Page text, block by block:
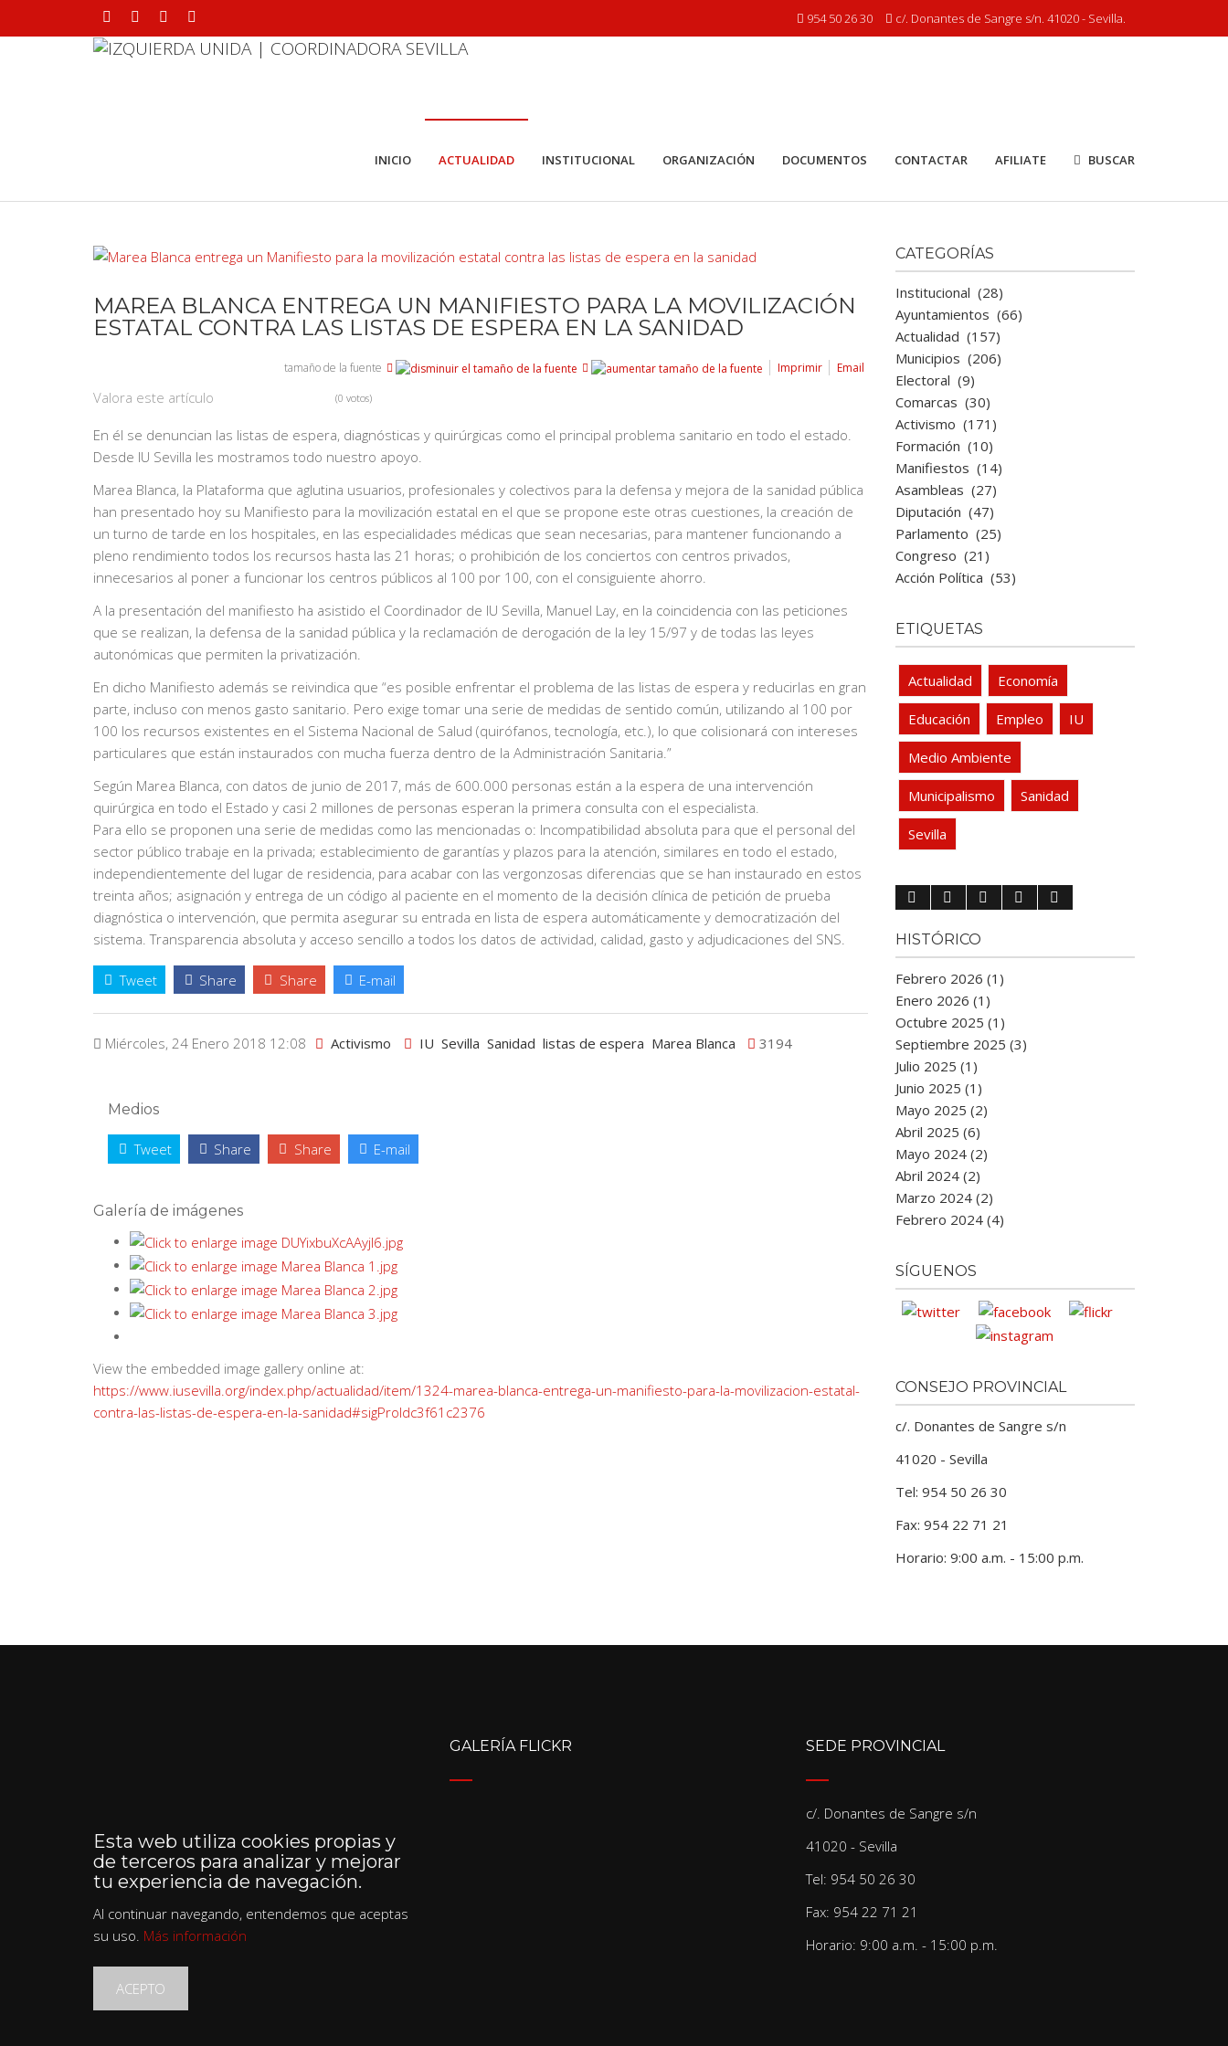
954 50 26 30 c/. Donantes de Sangre s/n. 41020 - Sevilla.
INICIO ACTUALIDAD INSTITUCIONAL ORGANIZACIÓN DOCUMENTOS CONTACTAR AFILIATE BUSCAR
MAREA BLANCA ENTREGA UN MANIFIESTO PARA LA MOVILIZACIÓN
ESTATAL CONTRA LAS LISTAS DE ESPERA EN LA SANIDAD
tamaño de la fuente Imprimir Email
Valora este artículo (0 votos)
En él se denuncian las listas de espera, diagnósticas y quirúrgicas como el principal problema sanitario en todo el estado.
Desde IU Sevilla les mostramos todo nuestro apoyo.
Marea Blanca, la Plataforma que aglutina usuarios, profesionales y colectivos para la defensa y mejora de la sanidad pública
han presentado hoy su Manifiesto para la movilización estatal en el que se propone este otras cuestiones, la creación de
un turno de tarde en los hospitales, en las especialidades médicas que sean necesarias, para mantener funcionando a
pleno rendimiento todos los recursos hasta las 21 horas; o prohibición de los conciertos con centros privados,
innecesarios al poner a funcionar los centros públicos al 100 por 100, con el consiguiente ahorro.
A la presentación del manifiesto ha asistido el Coordinador de IU Sevilla, Manuel Lay, en la coincidencia con las peticiones
que se realizan, la defensa de la sanidad pública y la reclamación de derogación de la ley 15/97 y de todas las leyes
autonómicas que permiten la privatización.
En dicho Manifiesto además se reivindica que “es posible enfrentar el problema de las listas de espera y reducirlas en gran
parte, incluso con menos gasto sanitario. Pero exige tomar una serie de medidas de sentido común, utilizando al 100 por
100 los recursos existentes en el Sistema Nacional de Salud (quirófanos, tecnología, etc.), lo que colisionará con intereses
particulares que están instaurados con mucha fuerza dentro de la Administración Sanitaria.”
Según Marea Blanca, con datos de junio de 2017, más de 600.000 personas están a la espera de una intervención
quirúrgica en todo el Estado y casi 2 millones de personas esperan la primera consulta con el especialista.
Para ello se proponen una serie de medidas como las mencionadas o: Incompatibilidad absoluta para que el personal del
sector público trabaje en la privada; establecimiento de garantías y plazos para la atención, similares en todo el estado,
independientemente del lugar de residencia, para acabar con las vergonzosas diferencias que se han instaurado en estos
treinta años; asignación y entrega de un código al paciente en el momento de la decisión clínica de petición de prueba
diagnóstica o intervención, que permita asegurar su entrada en lista de espera automáticamente y democratización del
sistema. Transparencia absoluta y acceso sencillo a todos los datos de actividad, calidad, gasto y adjudicaciones del SNS.
Tweet Share Share E-mail
Miércoles, 24 Enero 2018 12:08 Activismo IU Sevilla Sanidad listas de espera Marea Blanca 3194
Medios
Tweet Share Share E-mail
Galería de imágenes
View the embedded image gallery online at:
https://www.iusevilla.org/index.php/actualidad/item/1324-marea-blanca-entrega-un-manifiesto-para-la-movilizacion-estatal-
contra-las-listas-de-espera-en-la-sanidad#sigProIdc3f61c2376
CATEGORÍAS
Institucional (28)
Ayuntamientos (66)
Actualidad (157)
Municipios (206)
Electoral (9)
Comarcas (30)
Activismo (171)
Formación (10)
Manifiestos (14)
Asambleas (27)
Diputación (47)
Parlamento (25)
Congreso (21)
Acción Política (53)
ETIQUETAS
Actualidad Economía
Educación Empleo IU
Medio Ambiente
Municipalismo Sanidad
Sevilla
HISTÓRICO
Febrero 2026 (1)
Enero 2026 (1)
Octubre 2025 (1)
Septiembre 2025 (3)
Julio 2025 (1)
Junio 2025 (1)
Mayo 2025 (2)
Abril 2025 (6)
Mayo 2024 (2)
Abril 2024 (2)
Marzo 2024 (2)
Febrero 2024 (4)
SÍGUENOS
CONSEJO PROVINCIAL
c/. Donantes de Sangre s/n
41020 - Sevilla
Tel: 954 50 26 30
Fax: 954 22 71 21
Horario: 9:00 a.m. - 15:00 p.m.
Esta web utiliza cookies propias y
de terceros para analizar y mejorar
tu experiencia de navegación.
Al continuar navegando, entendemos que aceptas
su uso. Más información
ACEPTO
GALERÍA FLICKR SEDE PROVINCIAL
c/. Donantes de Sangre s/n
41020 - Sevilla
Tel: 954 50 26 30
Fax: 954 22 71 21
Horario: 9:00 a.m. - 15:00 p.m.